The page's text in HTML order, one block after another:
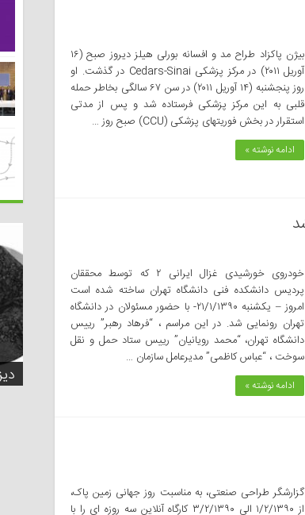
بیژن پاکزاد طراح مد و افسانه بورلی هیلز دیروز صبح (۱۶
آوریل ۲۰۱۱) در مرکز پزشکی Cedars-Sinai در گذشت. او
روز پنجشنبه (۱۴ آوریل ۲۰۱۱) در سن ۶۷ سالگی بخاطر حمله
قلبی به این مرکز پزشکی فرستاده شد و پس از مدتی
استقرار در بخش فوریتهای پزشکی (CCU) صبح روز …
ادامه نوشته »
خودروی خورشیدی غزال ایرانی ۲ که توسط محققان
پردیس دانشکده فنی دانشگاه تهران ساخته شده است
امروز – یکشنبه ۲۱/۱/۱۳۹۰- با حضور مسئولان در دانشگاه
تهران رونمایی شد. در این مراسم ، “فرهاد رهبر” رییس
دانشگاه تهران، “محمد رویانیان” رییس ستاد حمل و نقل
سوخت ، “عباس کاظمی” مدیرعامل سازمان …
ادامه نوشته »
گزارشگر طراحی صنعتی، به مناسبت روز جهانی زمین پاک،
از ۱/۲/۱۳۹۰ الی ۳/۲/۱۳۹۰ کارگاه آنلاین سه روزه ای را با